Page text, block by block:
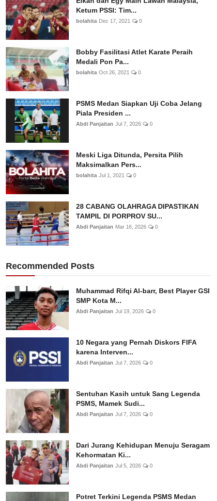
Ketum PSSI: Tim...
bolahita Dec 17, 2021 0
Bobby Fasilitasi Atlet Karate Peraih
Medali Pon Pa...
bolahita Oct 26, 2021 0
PSMS Medan Siapkan Uji Coba Jelang
Piala Presiden ...
Abdi Panjaitan Jul 7, 2026 0
Meski Liga Ditunda, Persita Pilih
Maksimalkan Pers...
bolahita Jul 1, 2021 0
28 CABANG OLAHRAGA DIPASTIKAN
TAMPIL DI PORPROV SU...
Abdi Panjaitan Mar 16, 2026 0
Recommended Posts
Muhammad Rifqi Al-barr, Best Player GSI
SMP Kota M...
Abdi Panjaitan Jul 19, 2026 0
10 Negara yang Pernah Diskors FIFA
karena Interven...
Abdi Panjaitan Jul 7, 2026 0
Sentuhan Kasih untuk Sang Legenda
PSMS, Mamek Sudi...
Abdi Panjaitan Jul 7, 2026 0
Dari Jurang Kehidupan Menuju Seragam
Kehormatan Ki...
Abdi Panjaitan Jul 5, 2026 0
Potret Terkini Legenda PSMS Medan